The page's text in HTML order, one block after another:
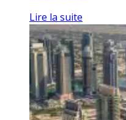
Lire la suite